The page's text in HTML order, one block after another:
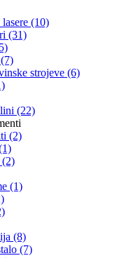
(10)
(31)
strojeve (6)
(22)
(2)
(2)
(1)
(8)
(7)